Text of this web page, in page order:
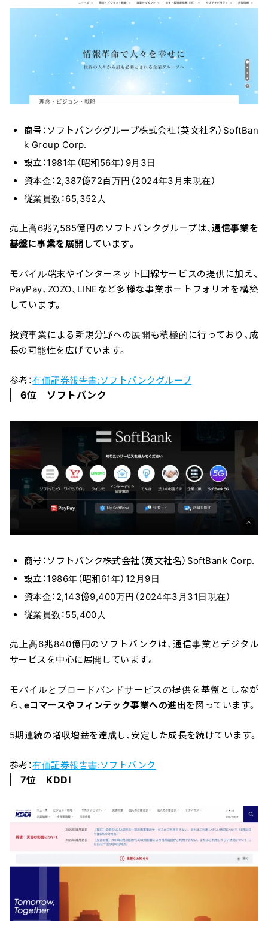
商号：ソフトバンクグループ株式会社（英文社名）SoftBan
k Group Corp.
設立：1981年（昭和56年）9月3日
資本金：2,387億72百万円（2024年3月末現在）
従業員数：65,352人
売上高6兆7,565億円のソフトバンクグループは、通信事業を
基盤に事業を展開 しています。
モバイル端末やインターネット回線サービスの提供に加え、
PayPay、ZOZO、LINEなど多様な事業ポートフォリオを構築
しています。
投資事業による新規分野への展開も積極的に行っており、成
長の可能性を広げています。
参考：有価証券報告書:ソフトバンクグループ
6位 ソフトバンク
商号：ソフトバンク株式会社（英文社名）SoftBank Corp.
設立：1986年（昭和61年）12月9日
資本金：2,143億9,400万円（2024年3月31日現在）
従業員数：55,400人
売上高6兆840億円のソフトバンクは、通信事業とデジタル
サービスを中心に展開しています。
モバイルとブロードバンドサービスの提供を基盤としなが
ら、 eコマースやフィンテック事業への進出を図っています。
5期連続の増収増益を達成し、安定した成長を続けています。
参考：有価証券報告書:ソフトバンク
7位 KDDI